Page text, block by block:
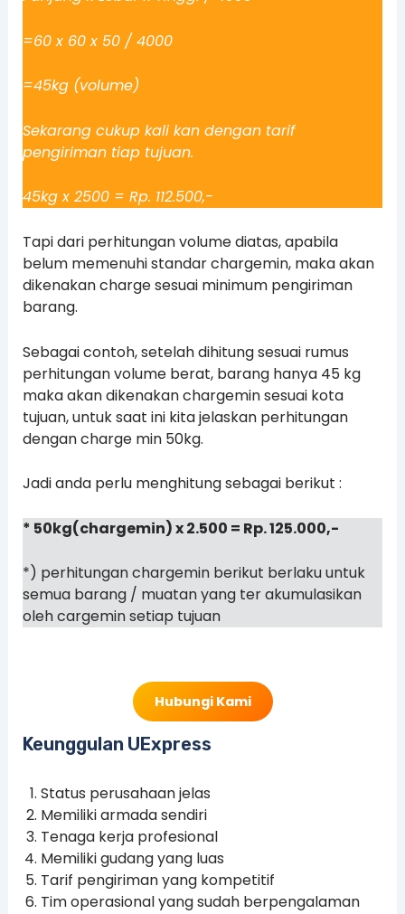
=60 x 60 x 50 / 4000
=45kg (volume)
Sekarang cukup kali kan dengan tarif
pengiriman tiap tujuan.
45kg x 2500 = Rp. 112.500,-
Tapi dari perhitungan volume diatas, apabila
belum memenuhi standar chargemin, maka akan
dikenakan charge sesuai minimum pengiriman
barang.
Sebagai contoh, setelah dihitung sesuai rumus
perhitungan volume berat, barang hanya 45 kg
maka akan dikenakan chargemin sesuai kota
tujuan, untuk saat ini kita jelaskan perhitungan
dengan charge min 50kg.
Jadi anda perlu menghitung sebagai berikut :
* 50kg(chargemin) x 2.500 = Rp. 125.000,-
*) perhitungan chargemin berikut berlaku untuk
semua barang / muatan yang ter akumulasikan
oleh cargemin setiap tujuan
Hubungi Kami
Keunggulan UExpress
Status perusahaan jelas
Memiliki armada sendiri
Tenaga kerja profesional
Memiliki gudang yang luas
Tarif pengiriman yang kompetitif
Tim operasional yang sudah berpengalaman